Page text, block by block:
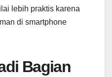
lebih praktis karena
di smartphone
Bagian